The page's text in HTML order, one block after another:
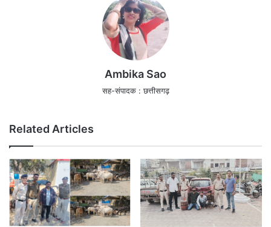
Ambika Sao
सह-संपादक : छत्तीसगढ़
Related Articles